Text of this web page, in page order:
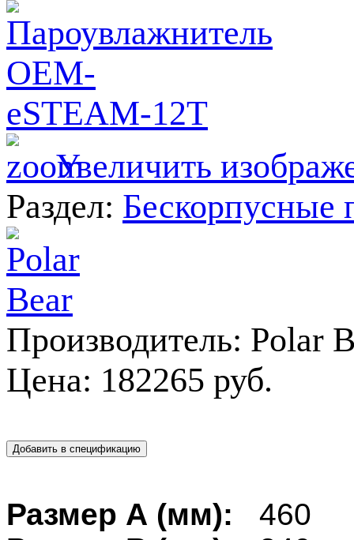
Увеличить
Раздел: Бескорпусные
Производитель: Polar
Цена: 182265 руб.
Размер А (мм): 460